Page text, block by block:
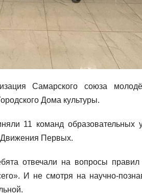
Самарского союза
Дома культуры.
11 команд образовательных
Движения Первых.
отвечали на вопросы правил
И не смотря на научно-